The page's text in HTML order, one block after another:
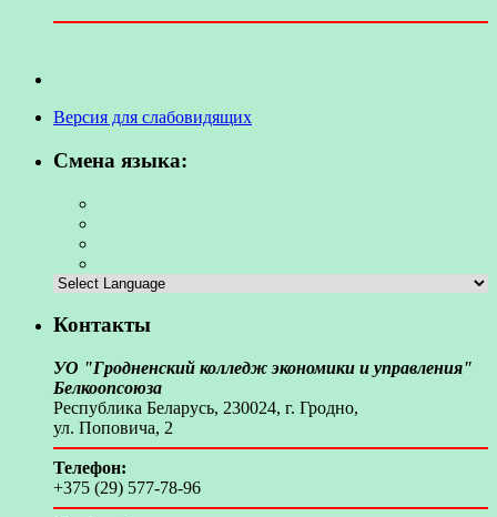
Версия для слабовидящих
Смена языка:
Контакты
УО "Гродненский колледж экономики и управления"
Белкоопсоюза
Республика Беларусь, 230024, г. Гродно,
ул. Поповича, 2
Телефон:
+375 (29) 577-78-96